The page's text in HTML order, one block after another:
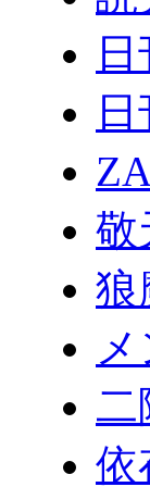
敬
狼
二
依